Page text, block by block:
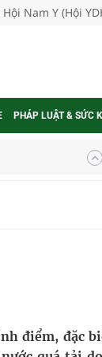
Nam Y (Hội
PHÁP LUẬT & SỨC
điểm, đặc